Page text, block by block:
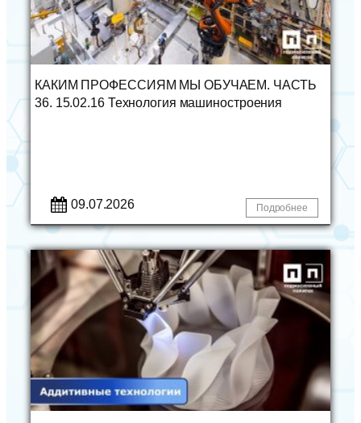
КАКИМ ПРОФЕССИЯМ МЫ ОБУЧАЕМ. ЧАСТЬ
36. 15.02.16 Технология машиностроения
09.07.2026 Подробнее